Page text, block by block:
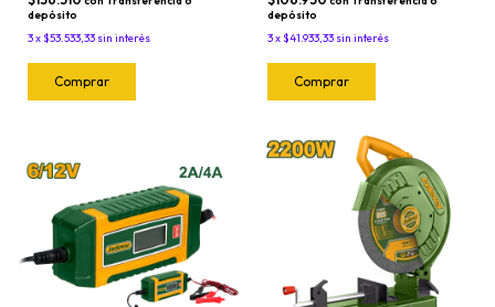
depósito
3x$53.533,33 sin interés
depósito
3x$41.933,33 sin interés